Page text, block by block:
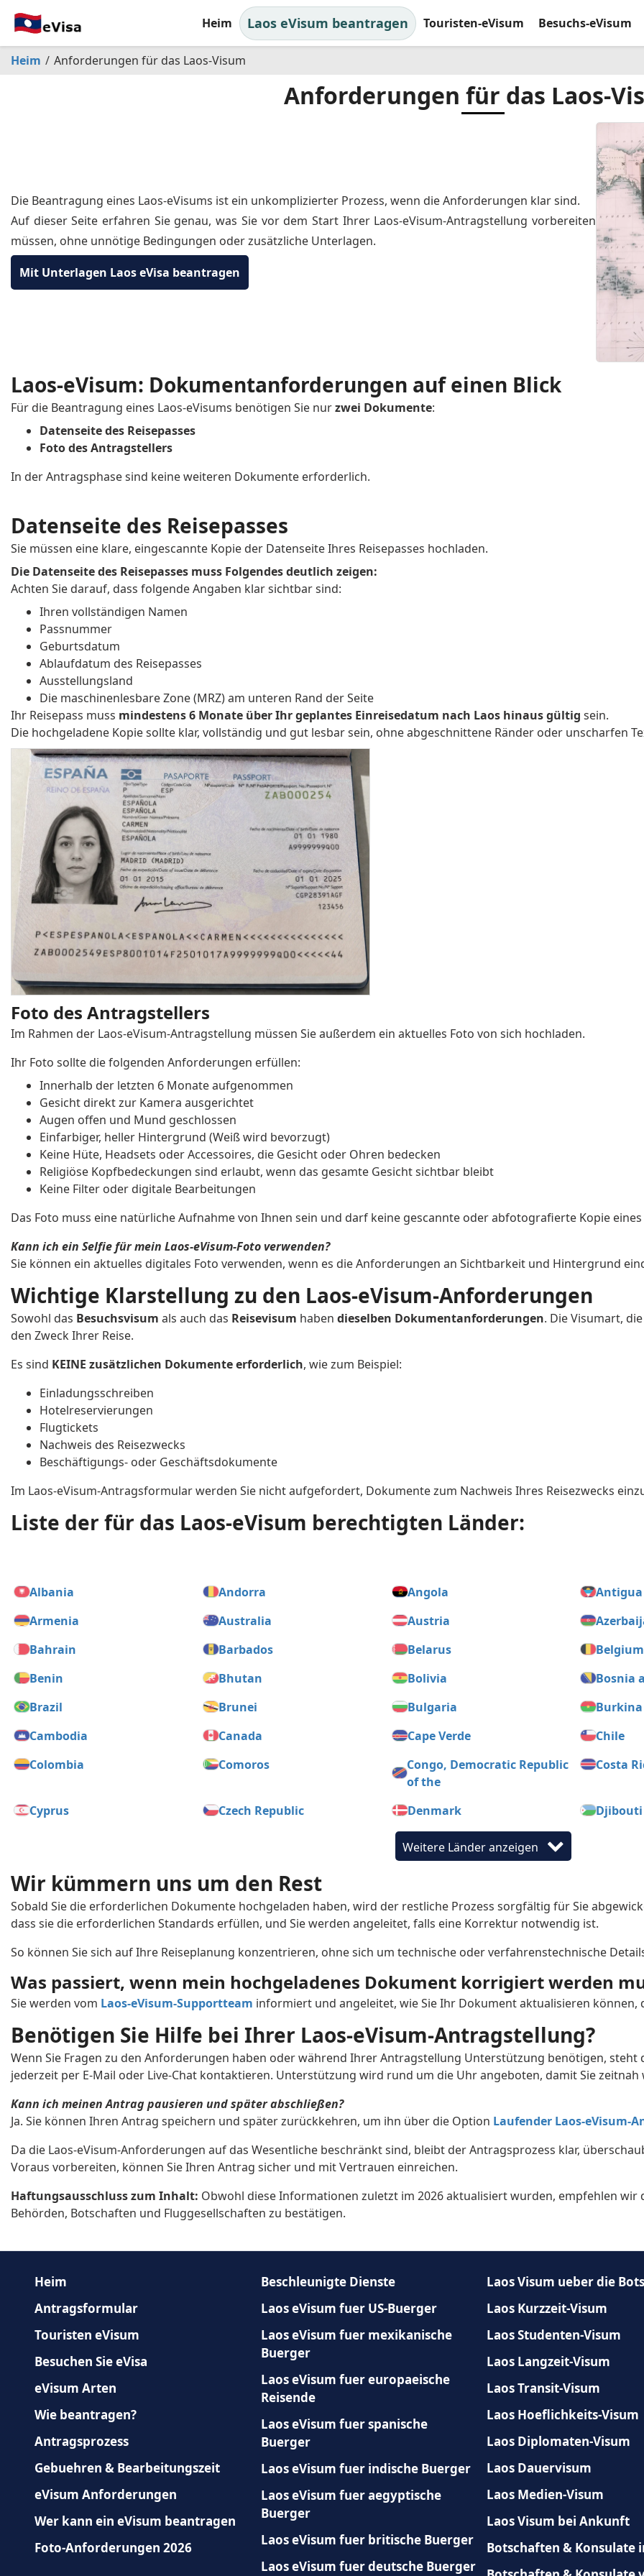
Heim Laos eVisum beantragen Touristen-eVisum Besuchs-eVisum
Heim Anforderungen für das Laos-Visum
Anforderungen für das Laos-
Die Beantragung eines Laos-eVisums ist ein unkomplizierter Prozess, wenn die Anforderungen klar sind.
Auf dieser Seite erfahren Sie genau, was Sie vor dem Start Ihrer Laos-eVisum-Antragstellung vorbereiten
müssen, ohne unnötige Bedingungen oder zusätzliche Unterlagen.
Mit Unterlagen Laos eVisa beantragen
Laos-eVisum: Dokumentanforderungen auf einen Blick
Für die Beantragung eines Laos-eVisums benötigen Sie nurzwei Dokumente:
Datenseite des Reisepasses
Foto des Antragstellers
In der Antragsphase sind keine weiteren Dokumente erforderlich.
Datenseite des Reisepasses
Sie müssen eine klare, eingescannte Kopie der Datenseite Ihres Reisepasses hochladen.
Die Datenseite des Reisepasses muss Folgendes deutlich zeigen:
Achten Sie darauf, dass folgende Angaben klar sichtbar sind:
Ihren vollständigen Namen
Passnummer
Geburtsdatum
Ablaufdatum des Reisepasses
Ausstellungsland
Die maschinenlesbare Zone (MRZ) am unteren Rand der Seite
Ihr Reisepass muss mindestens 6 Monate über Ihr geplantes Einreisedatum nach Laos hinaus gültig sein.
Die hochgeladene Kopie sollte klar, vollständig und gut lesbar sein, ohne abgeschnittene Ränder oder unscharfen
Foto des Antragstellers
Im Rahmen der Laos-eVisum-Antragstellung müssen Sie außerdem ein aktuelles Foto von sich hochladen.
Ihr Foto sollte die folgenden Anforderungen erfüllen:
Innerhalb der letzten 6 Monate aufgenommen
Gesicht direkt zur Kamera ausgerichtet
Augen offen und Mund geschlossen
Einfarbiger, heller Hintergrund (Weiß wird bevorzugt)
Keine Hüte, Headsets oder Accessoires, die Gesicht oder Ohren bedecken
Religiöse Kopfbedeckungen sind erlaubt, wenn das gesamte Gesicht sichtbar bleibt
Keine Filter oder digitale Bearbeitungen
Das Foto muss eine natürliche Aufnahme von Ihnen sein und darf keine gescannte oder abfotografierte Kopie
Kann ich ein Selfie für mein Laos-eVisum-Foto verwenden?
Sie können ein aktuelles digitales Foto verwenden, wenn es die Anforderungen an Sichtbarkeit und Hintergrund
Wichtige Klarstellung zu den Laos-eVisum-Anforderungen
Sowohl das Besuchsvisum als auch das Reisevisum haben dieselben Dokumentanforderungen. Die Visumart,
den Zweck Ihrer Reise.
Es sind KEINE zusätzlichen Dokumente erforderlich, wie zum Beispiel:
Einladungsschreiben
Hotelreservierungen
Flugtickets
Nachweis des Reisezwecks
Beschäftigungs- oder Geschäftsdokumente
Im Laos-eVisum-Antragsformular werden Sie nicht aufgefordert, Dokumente zum Nachweis Ihres Reisezwecks
Liste der für das Laos-eVisum berechtigten Länder:
Albania Andorra Angola
Armenia
Australia Austria
Bahrain
Barbados Belarus
Belgium
Benin
Bhutan Bolivia
Bosnia
Brazil
Brunei Bulgaria
Burkina
Cambodia
Canada Cape Verde
Chile
Colombia
Comoros
Congo, Democratic Republic
of the
Costa
Cyprus Czech Republic Denmark
Djibouti
Egypt
Grenada
Guatemala Guyana
Hungary
Iceland India
Israel
Italy Jamaica
Japan
Kenya
Kiribati Korea, Republic of (South)
Kosovo
Kyrgyzstan
Latvia Liechtenstein
Macau
Macedonia, Republic of Madagascar
Malawi
Maldives
Malta
Mexico
Micronesia, Federated States
of
Moldova Monaco
Montenegro Morocco Myanmar
Netherlands
New Zealand Nicaragua
Norway
Russia
Rwanda Saint Kitts and Nevis Saint
Samoa San Marino Sao Tome and Principe
Saudi
Seychelles
Singapore
South Africa
Sweden
Taiwan
Tajikistan Tanzania
Togo
Trinidad and Tobago
Turkey
Tuvalu
United Arab Emirates United Kingdom
Vietnam
Weitere Länder anzeigen
Wir kümmern uns um den Rest
Sobald Sie die erforderlichen Dokumente hochgeladen haben, wird der restliche Prozess sorgfältig für Sie
dass sie die erforderlichen Standards erfüllen, und Sie werden angeleitet, falls eine Korrektur notwendig ist.
So können Sie sich auf Ihre Reiseplanung konzentrieren, ohne sich um technische oder verfahrenstechnische
Was passiert, wenn mein hochgeladenes Dokument korrigiert werden
Sie werden vom Laos-eVisum-Supportteam informiert und angeleitet, wie Sie Ihr Dokument aktualisieren
Benötigen Sie Hilfe bei Ihrer Laos-eVisum-Antragstellung?
Wenn Sie Fragen zu den Anforderungen haben oder während Ihrer Antragstellung Unterstützung benötigen,
jederzeit per E-Mail oder Live-Chat kontaktieren. Unterstützung wird rund um die Uhr angeboten, damit Sie
Kann ich meinen Antrag pausieren und später abschließen?
Ja. Sie können Ihren Antrag speichern und später zurückkehren, um ihn über die Option Laufender Laos-eVisum-
Da die Laos-eVisum-Anforderungen auf das Wesentliche beschränkt sind, bleibt der Antragsprozess klar,
Voraus vorbereiten, können Sie Ihren Antrag sicher und mit Vertrauen einreichen.
Haftungsausschluss zum Inhalt: Obwohl diese Informationen zuletzt im 2026 aktualisiert wurden, empfehlen wir
Behörden, Botschaften und Fluggesellschaften zu bestätigen.
Heim
Antragsformular
Touristen eVisum
Besuchen Sie eVisa
eVisum Arten
Wie beantragen?
Antragsprozess
Gebuehren & Bearbeitungszeit
eVisum Anforderungen
Wer kann ein eVisum beantragen
Foto-Anforderungen 2026
Beschleunigte Dienste
Laos eVisum fuer US-Buerger
Laos eVisum fuer mexikanische
Buerger
Laos eVisum fuer europaeische
Reisende
Laos eVisum fuer spanische
Buerger
Laos eVisum fuer indische Buerger
Laos eVisum fuer aegyptische
Buerger
Laos eVisum fuer britische Buerger
Laos eVisum fuer deutsche Buerger
Laos Visum ueber die
Laos Kurzzeit-Visum
Laos Studenten-Visum
Laos Langzeit-Visum
Laos Transit-Visum
Laos Hoeflichkeits-Visum
Laos Diplomaten-Visum
Laos Dauervisum
Laos Medien-Visum
Laos Visum bei Ankunft
Botschaften & Konsulate